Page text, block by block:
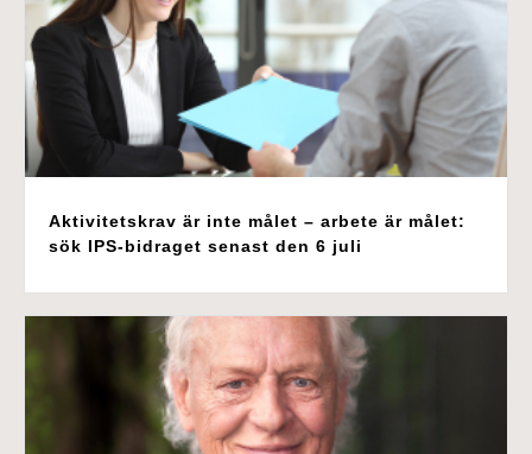
Aktivitetskrav är inte målet – arbete är målet:
sök IPS-bidraget senast den 6 juli